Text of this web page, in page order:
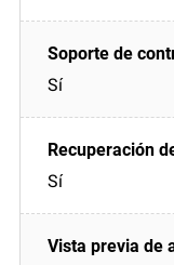
Sí
Sí